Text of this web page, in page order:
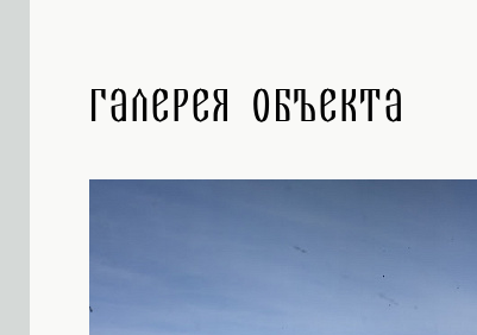
Галерея объекта